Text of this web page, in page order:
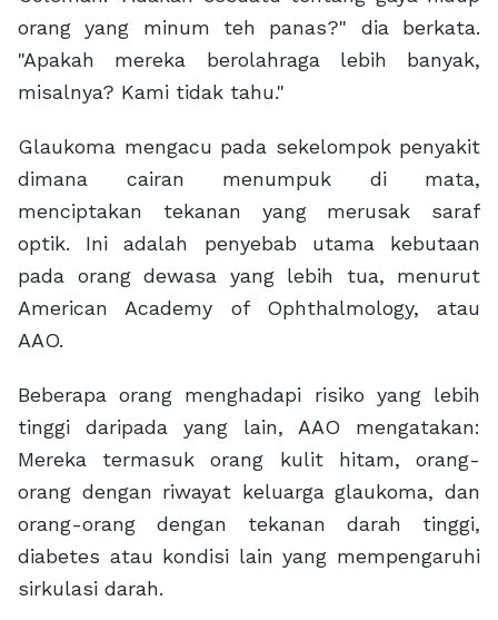
orang yang minum teh panas?" dia berkata.
"Apakah mereka berolahraga lebih banyak,
misalnya? Kami tidak tahu."
Glaukoma mengacu pada sekelompok penyakit
dimana cairan menumpuk di mata,
menciptakan tekanan yang merusak saraf
optik. Ini adalah penyebab utama kebutaan
pada orang dewasa yang lebih tua, menurut
American Academy of Ophthalmology, atau
AAO.
Beberapa orang menghadapi risiko yang lebih
tinggi daripada yang lain, AAO mengatakan:
Mereka termasuk orang kulit hitam, orang-
orang dengan riwayat keluarga glaukoma, dan
orang-orang dengan tekanan darah tinggi,
diabetes atau kondisi lain yang mempengaruhi
sirkulasi darah.